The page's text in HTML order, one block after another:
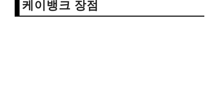
케이뱅크 장점